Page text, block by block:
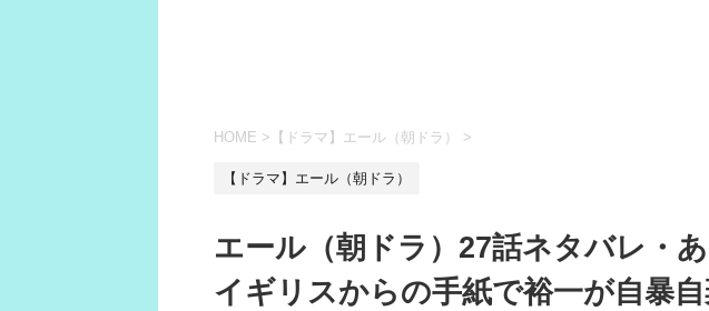
HOME > 【ドラマ】エール（朝ドラ） >
【ドラマ】エール（朝ドラ）
エール（朝ドラ）27話ネタバレ・
イギリスからの手紙で裕一が自暴自